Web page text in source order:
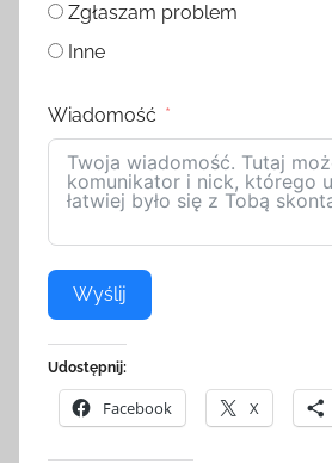
Zgłaszam problem
Inne
Wiadomość
Wyślij
Udostępnij:
Facebook X